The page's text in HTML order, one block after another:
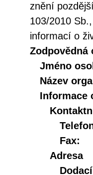
znění
103/2010
informací o
Zodpovědná
Jméno
Název
Informace
Fax:
Adresa